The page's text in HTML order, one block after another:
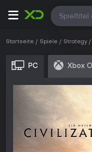
Alle
Startseite Spiele Strategy
PC Xbox